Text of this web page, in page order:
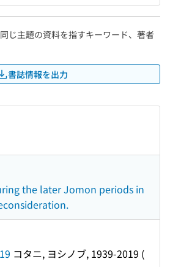
じ主題の資料を指すキーワード、著者
書誌情報を出力
the later Jomon periods in
コタニ, ヨシノブ, 1939-2019 (